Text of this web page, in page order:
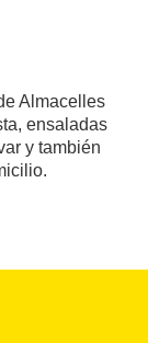
Almacelles
ensaladas
y también